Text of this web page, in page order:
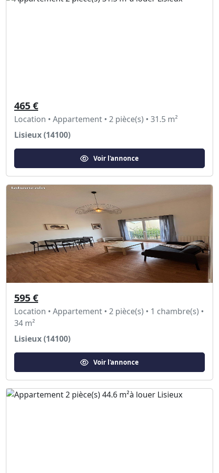
465 €
Location • Appartement • 2 pièce(s) • 31.5 m²
Lisieux (14100)
Voir l'annonce
595 €
Location • Appartement • 2 pièce(s) • 1 chambre(s) •
34 m²
Lisieux (14100)
Voir l'annonce